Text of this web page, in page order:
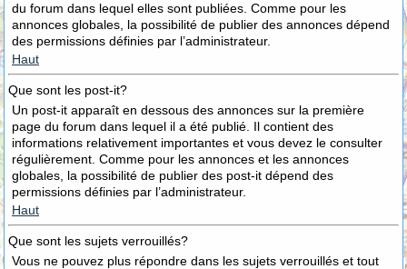
du forum dans lequel elles sont publiées. Comme pour les
annonces globales, la possibilité de publier des annonces dépend
des permissions définies par l’administrateur.
Haut
Que sont les post-it?
Un post-it apparaît en dessous des annonces sur la première
page du forum dans lequel il a été publié. Il contient des
informations relativement importantes et vous devez le consulter
régulièrement. Comme pour les annonces et les annonces
globales, la possibilité de publier des post-it dépend des
permissions définies par l’administrateur.
Haut
Que sont les sujets verrouillés?
Vous ne pouvez plus répondre dans les sujets verrouillés et tout